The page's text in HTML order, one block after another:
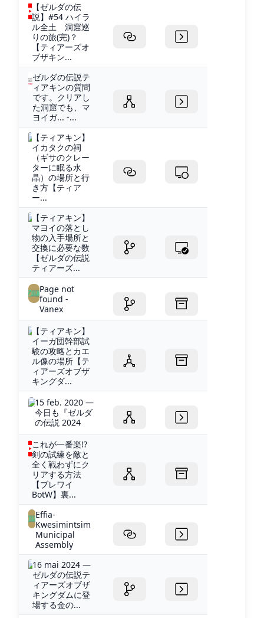
【ゼルダの伝
説】#54 ハイラ
ル全土 洞窟巡
りの旅(完)？
【ティアーズオ
ブザキン...
ゼルダの伝説テ
ィアキンの質問
です。クリアし
た洞窟でも、マ
ヨイガ... -...
【ティアキン】
イカタクの祠
（ギサのクレー
ターに眠る水
晶）の場所と行
き方【ティア
ー...
【ティアキン】
マヨイの落とし
物の入手場所と
交換に必要な数
【ゼルダの伝説
ティアーズ...
Page not
found -
Vanex
【ティアキン】
イーガ団幹部試
験の攻略とカエ
ル像の場所【テ
ィアーズオブザ
キングダ...
15 feb. 2020 —
今日も『ゼルダ
の伝説 2024
これが一番楽!?
剣の試練を敵と
全く戦わずにク
リアする方法
【ブレワイ
BotW】裏...
Effia-
Kwesimintsim
Municipal
Assembly
16 mai 2024 —
ゼルダの伝説テ
ィアーズオブザ
キングダムに登
場する金の...